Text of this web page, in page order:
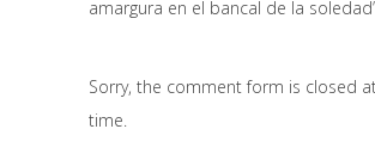
amargura en el bancal de la
Sorry, the comment form is closed
time.